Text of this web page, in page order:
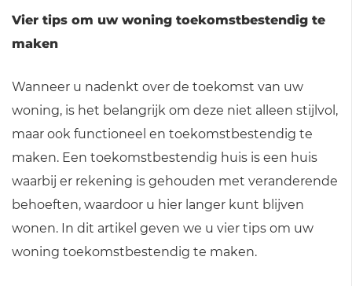
Vier tips om uw woning toekomstbestendig te
maken
Wanneer u nadenkt over de toekomst van uw
woning, is het belangrijk om deze niet alleen stijlvol,
maar ook functioneel en toekomstbestendig te
maken. Een toekomstbestendig huis is een huis
waarbij er rekening is gehouden met veranderende
behoeften, waardoor u hier langer kunt blijven
wonen. In dit artikel geven we u vier tips om uw
woning toekomstbestendig te maken.